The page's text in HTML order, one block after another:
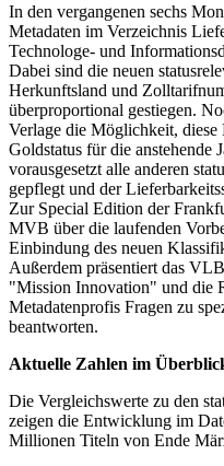
In den vergangenen sechs
Metadaten im Verzeichnis
Technologe- und
Dabei sind die neuen
Herkunftsland und
überproportional gestiegen.
Verlage die Möglichkeit,
Goldstatus für die anstehende
vorausgesetzt alle anderen
gepflegt und der
Zur Special Edition der
MVB über die laufenden
Einbindung des neuen
Außerdem präsentiert das
"Mission Innovation" und die
Metadatenprofis Fragen zu
beantworten.
Aktuelle Zahlen im
Die Vergleichswerte zu den
zeigen die Entwicklung im
Millionen Titeln von Ende